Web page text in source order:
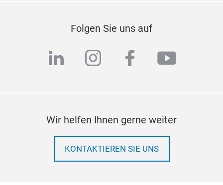
Folgen Sie uns auf
linkedininstagram
facebook
Wir helfen Ihnen gerne weiter
KONTAKTIEREN SIE UNS